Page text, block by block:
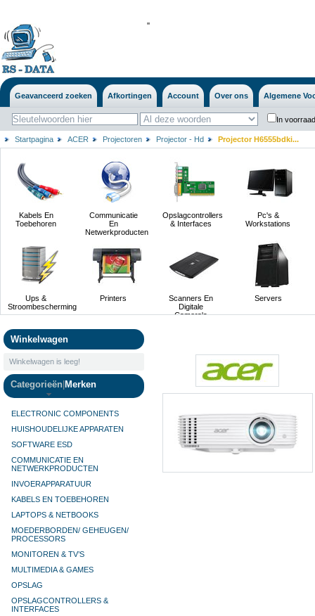
''
Geavanceerd zoeken Afkortingen Account Over ons Algemene
In
Startpagina ACER Projectoren Projector - Hd Projector H6555bdki...
Kabels En
Toebehoren
Communicatie
En
Netwerkproducten
Opslagcontrollers
& Interfaces
Pc's &
Workstations
Ups &
Stroombescherming
Printers
Scanners En
Digitale
Camera's
Servers
Winkelwagen
Winkelwagen is leeg!
Categorieën Merken
ELECTRONIC COMPONENTS
HUISHOUDELIJKE APPARATEN
SOFTWARE ESD
COMMUNICATIE EN
NETWERKPRODUCTEN
INVOERAPPARATUUR
KABELS EN TOEBEHOREN
LAPTOPS & NETBOOKS
MOEDERBORDEN/ GEHEUGEN/
PROCESSORS
MONITOREN & TV’S
MULTIMEDIA & GAMES
OPSLAG
OPSLAGCONTROLLERS &
INTERFACES